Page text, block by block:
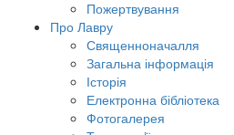
Пожертвування
Про Лавру
Священноначалля
Загальна інформація
Історія
Електронна бібліотека
Фотогалерея